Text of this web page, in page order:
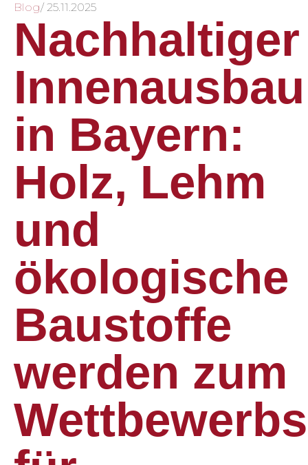
Blog/ 25.11.2025
Nachhaltiger
Innenausbau
in Bayern:
Holz, Lehm
und
ökologische
Baustoffe
werden zum